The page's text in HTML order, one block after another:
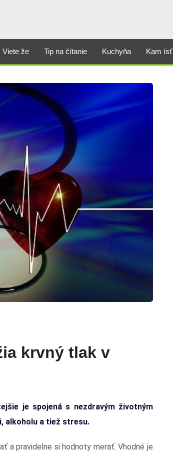
Viete že Tip na čítanie Kuchyňa Kam ísť
krvný tlak v
je spojená s nezdravým životným
alkoholu a tiež stresu.
a pravidelne si hodnoty merať. Vhodné je